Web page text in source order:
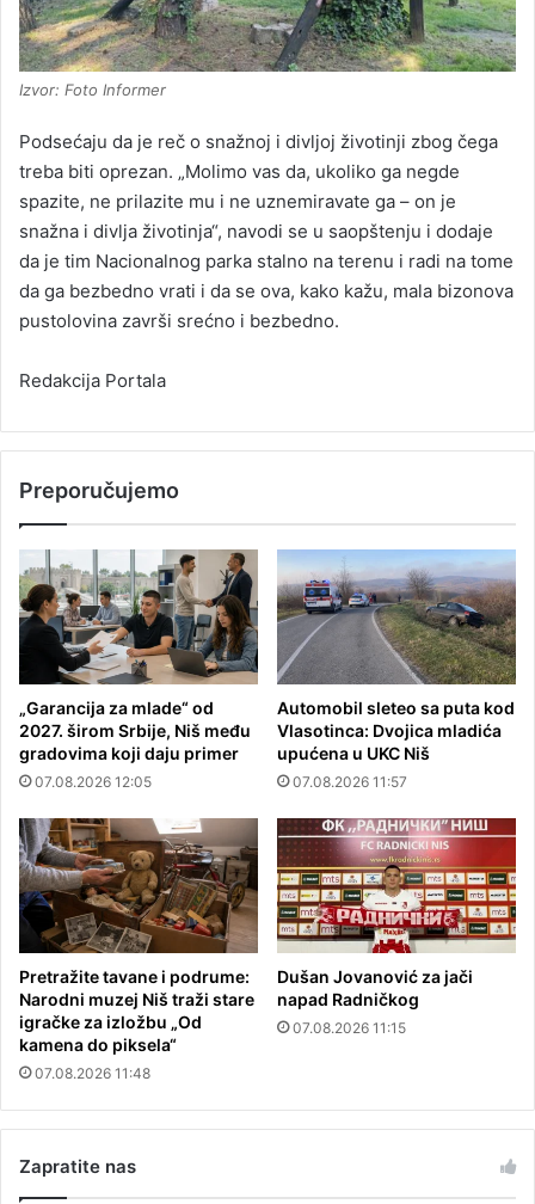
Izvor: Foto Informer
Podsećaju da je reč o snažnoj i divljoj životinji zbog čega
treba biti oprezan. „Molimo vas da, ukoliko ga negde
spazite, ne prilazite mu i ne uznemiravate ga – on je
snažna i divlja životinja“, navodi se u saopštenju i dodaje
da je tim Nacionalnog parka stalno na terenu i radi na tome
da ga bezbedno vrati i da se ova, kako kažu, mala bizonova
pustolovina završi srećno i bezbedno.
Redakcija Portala
Preporučujemo
„Garancija za mlade“ od
2027. širom Srbije, Niš među
gradovima koji daju primer
07.08.2026 12:05
Automobil sleteo sa puta kod
Vlasotinca: Dvojica mladića
upućena u UKC Niš
07.08.2026 11:57
Pretražite tavane i podrume:
Narodni muzej Niš traži stare
igračke za izložbu „Od
kamena do piksela“
07.08.2026 11:48
Dušan Jovanović za jači
napad Radničkog
07.08.2026 11:15
Zapratite nas